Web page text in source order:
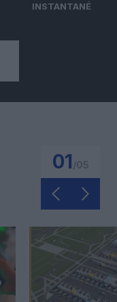
INSTANTANÉ
01